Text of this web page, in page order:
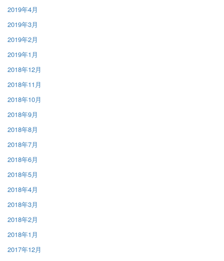
2019年4月
2019年3月
2019年2月
2019年1月
2018年12月
2018年11月
2018年10月
2018年9月
2018年8月
2018年7月
2018年6月
2018年5月
2018年4月
2018年3月
2018年2月
2018年1月
2017年12月